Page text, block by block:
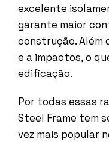
excelente
garante maior
construção. Além
e a impactos, o
edificação.
Por todas essas
Steel Frame tem
vez mais popular